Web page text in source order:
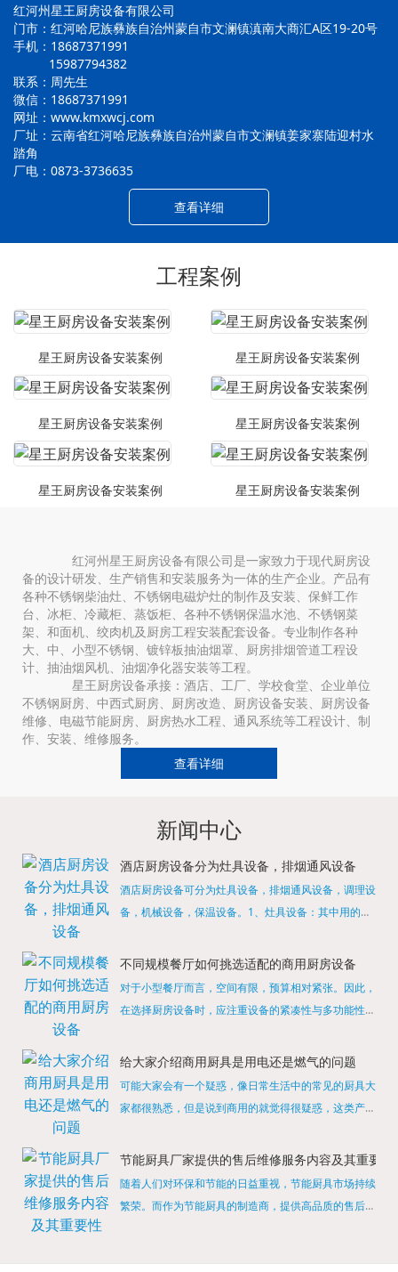
红河州星王厨房设备有限公司
门市：红河哈尼族彝族自治州蒙自市文澜镇滇南大商汇A区19-20号
手机：18687371991
15987794382
联系：周先生
微信：18687371991
网址：www.kmxwcj.com
厂址：云南省红河哈尼族彝族自治州蒙自市文澜镇姜家寨陆迎村水
踏角
厂电：0873-3736635
查看详细
工程案例
星王厨房设备安装案例 星王厨房设备安装案例
星王厨房设备安装案例 星王厨房设备安装案例
星王厨房设备安装案例 星王厨房设备安装案例
红河州星王厨房设备有限公司是一家致力于现代厨房设
备的设计研发、生产销售和安装服务为一体的生产企业。产品有
各种不锈钢柴油灶、不锈钢电磁炉灶的制作及安装、保鲜工作
台、冰柜、冷藏柜、蒸饭柜、各种不锈钢保温水池、不锈钢菜
架、和面机、绞肉机及厨房工程安装配套设备。专业制作各种
大、中、小型不锈钢、镀锌板抽油烟罩、厨房排烟管道工程设
计、抽油烟风机、油烟净化器安装等工程。
星王厨房设备承接：酒店、工厂、学校食堂、企业单位
不锈钢厨房、中西式厨房、厨房改造、厨房设备安装、厨房设备
维修、电磁节能厨房、厨房热水工程、通风系统等工程设计、制
作、安装、维修服务。
查看详细
新闻中心
酒店厨房设备分为灶具设备，排烟通风设备
酒店厨房设备可分为灶具设备，排烟通风设备，调理设
备，机械设备，保温设备。1、灶具设备：其中用的较
缺少的，经过相关检测证明的合格设备才能进行使用，
不同规模餐厅如何挑选适配的商用厨房设备
对于小型餐厅而言，空间有限，预算相对紧张。因此，
在选择厨房设备时，应注重设备的紧凑性与多功能性。
烹饪设备，既能节省空间，又能满足多样化的烹饪需
给大家介绍商用厨具是用电还是燃气的问题
可能大家会有一个疑惑，像日常生活中的常见的厨具大
家都很熟悉，但是说到商用的就觉得很疑惑，这类产品
店用的就是商用的吗?还真别说，真被大家猜对了，这
节能厨具厂家提供的售后维修服务内容及其重要性
随着人们对环保和节能的日益重视，节能厨具市场持续
繁荣。而作为节能厨具的制造商，提供高品质的售后维